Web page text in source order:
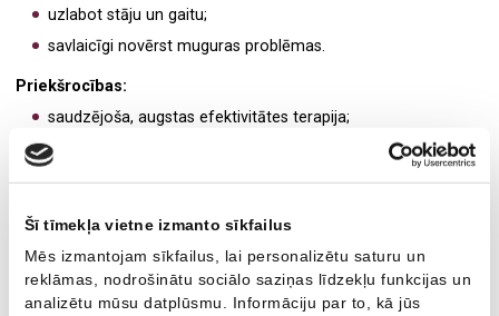
Šī tīmekļa vietne izmanto sīkfailus
Mēs izmantojam sīkfailus, lai personalizētu saturu un
reklāmas, nodrošinātu sociālo saziņas līdzekļu funkcijas un
analizētu mūsu datplūsmu. Informāciju par to, kā jūs
Plastikas ķirurgs
Arodārsts
uzlabot stāju un gaitu;
savlaicīgi novērst muguras problēmas.
Priekšrocības:
saudzējoša, augstas efektivitātes terapija;
personalizēts nodarbību plāns;
individuālas nodarbības fizioterapeita vadībā;
Alternatīva sporta zālei: